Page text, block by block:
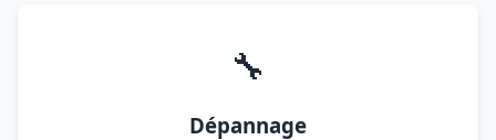
🔧
Dépannage